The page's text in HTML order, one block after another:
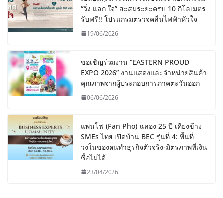
“วิ่ง แลก ใจ” สะสมระยะครบ 10 กิโลเมตร
รับฟรี!! โปรแกรมตรวจคลื่นไฟฟ้าหัวใจ
19/06/2026
ขอเชิญร่วมงาน “EASTERN PROUD
EXPO 2026” งานแสดงและจำหน่ายสินค้า
คุณภาพจากผู้ประกอบการภาคตะวันออก
06/06/2026
แพนโฟ (Pan Pho) ฉลอง 25 ปี เคียงข้าง
SMEs ไทย เปิดบ้าน BEC รุ่นที่ 4: พื้นที่
วงในของคนทำธุรกิจตัวจริง-มิตรภาพที่เงิน
ซื้อไม่ได้
23/04/2026